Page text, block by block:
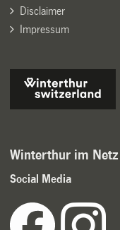
Disclaimer
Impressum
Winterthur im Netz
Social Media